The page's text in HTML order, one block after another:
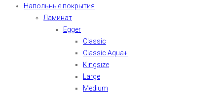
Напольные покрытия
Ламинат
Egger
Classic
Classic Aqua+
Kingsize
Large
Medium